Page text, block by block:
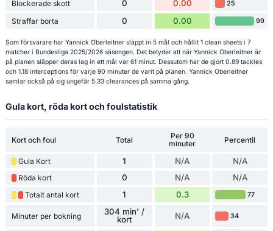
Blockerade skott 0 0.00 25
Straffar borta 0 0.00 99
Som försvarare har Yannick Oberleitner släppt in 5 mål och hållit 1 clean sheets i 7
matcher i Bundesliga 2025/2026 säsongen. Det betyder att när Yannick Oberleitner är
på planen släpper deras lag in ett mål var 61 minut. Dessutom har de gjort 0.89 tackles
och 1.18 interceptions för varje 90 minuter de varit på planen. Yannick Oberleitner
samlar också på sig ungefär 5.33 clearances på samma gång.
Gula kort, röda kort och foulstatistik
Kort och foul Total
Per 90
minuter
Percentil
Gula Kort 1 N/A N/A
Röda kort 0 N/A N/A
Totalt antal kort 1 0.3 77
Minuter per bokning
304 min' /
kort
N/A 34